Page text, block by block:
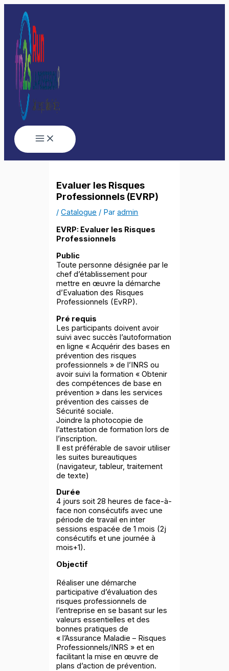
contenu
Evaluer les Risques
Professionnels (EVRP)
/Catalogue / Paradmin
EVRP: Evaluer les Risques
Professionnels
Public
Toute personne désignée par le
chef d’établissement pour
mettre en œuvre la démarche
d’Evaluation des Risques
Professionnels (EvRP).
Pré requis
Les participants doivent avoir
suivi avec succès l’autoformation
en ligne « Acquérir des bases en
prévention des risques
professionnels » de l’INRS ou
avoir suivi la formation « Obtenir
des compétences de base en
prévention » dans les services
prévention des caisses de
Sécurité sociale.
Joindre la photocopie de
l’attestation de formation lors de
l’inscription.
Il est préférable de savoir utiliser
les suites bureautiques
(navigateur, tableur, traitement
de texte)
Durée
4 jours soit 28 heures de face-à-
face non consécutifs avec une
période de travail en inter
sessions espacée de 1 mois (2j
consécutifs et une journée à
mois+1).
Objectif
Réaliser une démarche
participative d’évaluation des
risques professionnels de
l’entreprise en se basant sur les
valeurs essentielles et des
bonnes pratiques de
« l’Assurance Maladie – Risques
Professionnels/INRS » et en
facilitant la mise en œuvre de
plans d’action de prévention.